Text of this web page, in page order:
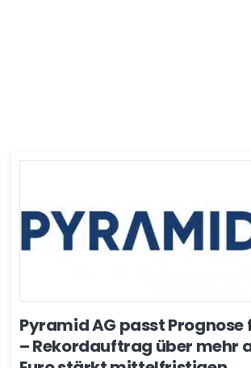
Pyramid AG passt Prognose
– Rekordauftrag über mehr